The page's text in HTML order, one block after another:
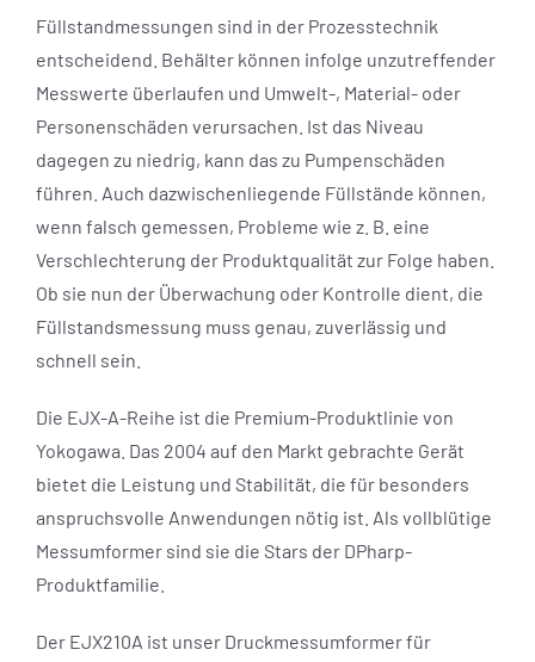
Füllstandmessungen sind in der Prozesstechnik
entscheidend. Behälter können infolge unzutreffender
Messwerte überlaufen und Umwelt-, Material- oder
Personenschäden verursachen. Ist das Niveau
dagegen zu niedrig, kann das zu Pumpenschäden
führen. Auch dazwischenliegende Füllstände können,
wenn falsch gemessen, Probleme wie z. B. eine
Verschlechterung der Produktqualität zur Folge haben.
Ob sie nun der Überwachung oder Kontrolle dient, die
Füllstandsmessung muss genau, zuverlässig und
schnell sein.
Die EJX-A-Reihe ist die Premium-Produktlinie von
Yokogawa. Das 2004 auf den Markt gebrachte Gerät
bietet die Leistung und Stabilität, die für besonders
anspruchsvolle Anwendungen nötig ist. Als vollblütige
Messumformer sind sie die Stars der DPharp-
Produktfamilie.
Der EJX210A ist unser Druckmessumformer für